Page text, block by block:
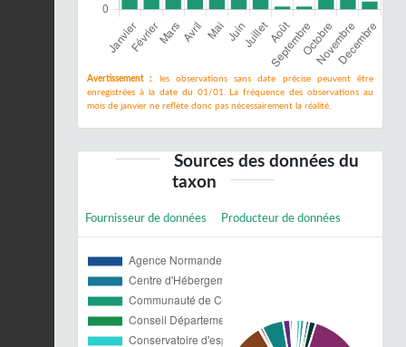
Avertissement :
les observations sans date précise peuvent être
enregistrées à la date du 01/01. La fréquence des observations au
mois de janvier ne reflète donc pas nécessairement la réalité.
Sources des données du
taxon
Fournisseur de données Producteur de données